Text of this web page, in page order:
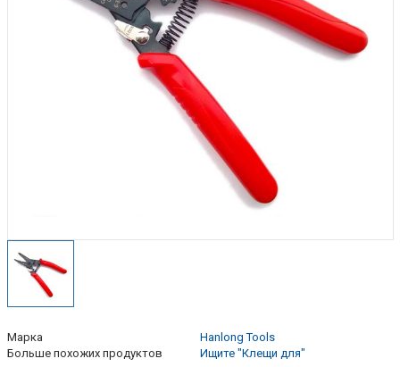
Марка
Hanlong Tools
Больше похожих продуктов
Ищите "Клещи для"